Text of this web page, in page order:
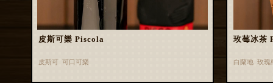
皮斯可樂 Piscola
皮斯可 可口可樂
玫莓冰茶
白蘭地 玫瑰